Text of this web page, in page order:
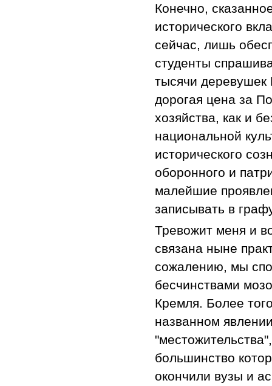
Конечно,
исторического
сейчас, лишь
студенты
тысячи деревушек
дорогая цена за
хозяйства, как и
национальной
исторического
оборонного и
малейшие
записывать в
Тревожит меня и
связана ныне
сожалению, мы
бесчинствами
Кремля. Более
названном
большинство
окончили вузы и